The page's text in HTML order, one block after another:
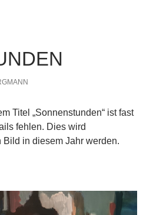
Titel „Sonnenstunden“ ist fast
fehlen. Dies wird
in diesem Jahr werden.